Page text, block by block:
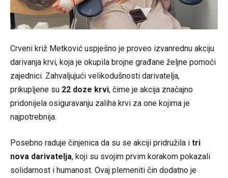
Crveni križ Metković uspješno je proveo izvanrednu akciju
darivanja krvi, koja je okupila brojne građane željne pomoći
zajednici. Zahvaljujući velikodušnosti darivatelja,
prikupljene su 22 doze krvi, čime je akcija značajno
pridonijela osiguravanju zaliha krvi za one kojima je
najpotrebnija.
Posebno raduje činjenica da su se akciji pridružila i tri
nova darivatelja, koji su svojim prvim korakom pokazali
solidarnost i humanost. Ovaj plemeniti čin dodatno je